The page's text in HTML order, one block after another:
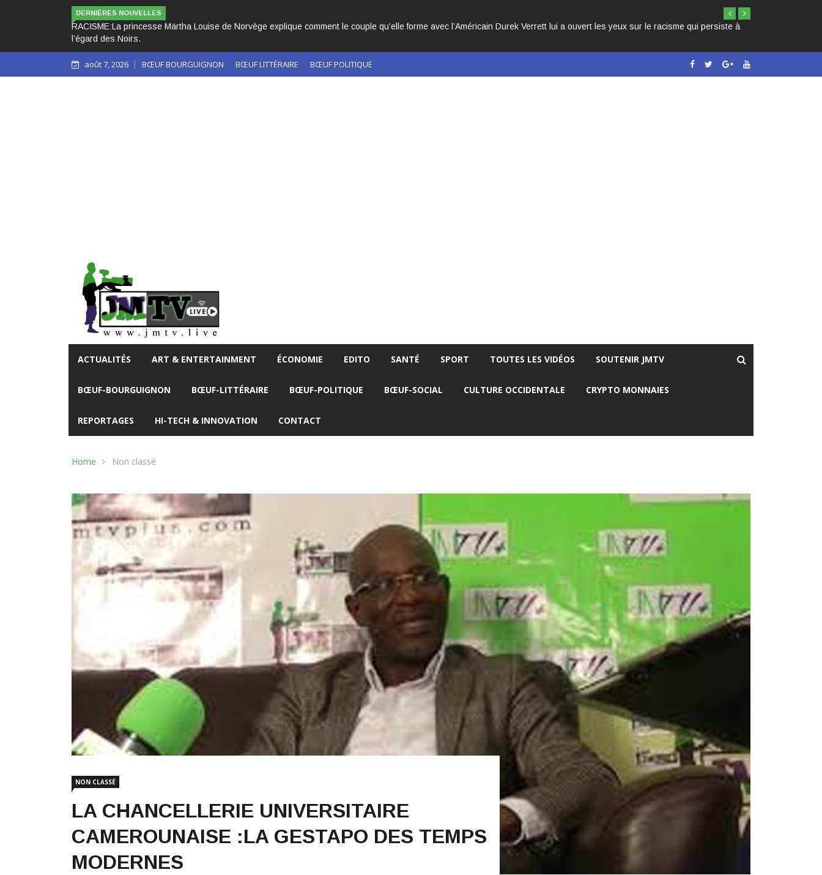
DERNIÈRES NOUVELLES
les yeux sur le racisme qui persiste à LES 3 PAPES NOIRS CACHÉS DANS L’HISTOIRE DE L’ÉGLISE CATHOLIQUE.
août 7, 2026 BŒUF BOURGUIGNON BŒUF LITTÉRAIRE BŒUF POLITIQUE
ACTUALITÉS ART & ENTERTAINMENT ÉCONOMIE EDITO SANTÉ SPORT TOUTES LES VIDÉOS SOUTENIR JMTV
BŒUF-BOURGUIGNON BŒUF-LITTÉRAIRE BŒUF-POLITIQUE BŒUF-SOCIAL CULTURE OCCIDENTALE CRYPTO MONNAIES
REPORTAGES HI-TECH & INNOVATION CONTACT
Home Non classé
NON CLASSÉ
LA CHANCELLERIE UNIVERSITAIRE
CAMEROUNAISE :LA GESTAPO DES TEMPS
MODERNES